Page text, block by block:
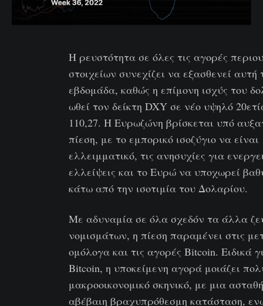
Η ρευστότητα σε όλες τις αγορές
στοιχείων συνεχίζει να εξασθενεί αυτή
εβδομάδα, καθώς η επίμονη ισχύς του
ωθεί τον δείκτη DXY σε νέο υψηλό
110,27. Η Ευρωζώνη βρίσκεται υπό
πίεση, με το εμπορικό ισοζύγιο να είναι
ελλειμματικό, τις ανησυχίες για
ελλείψεις και το Ευρώ να υποχωρεί
κάτω από την ισοτιμία του Δολαρίου.
Με αδυναμία σε όλα σχεδόν τα άλλα
νομισμάτων, η πίεση παραμένει στις
ομόλογα και τις αγορές Bitcoin. Ειδικά
Bitcoin, η υποκείμενη αγορά μοιάζει
μακροοικονομικό σκηνικό, με μια
αβέβαιη βραχυπρόθεσμη κατάσταση,